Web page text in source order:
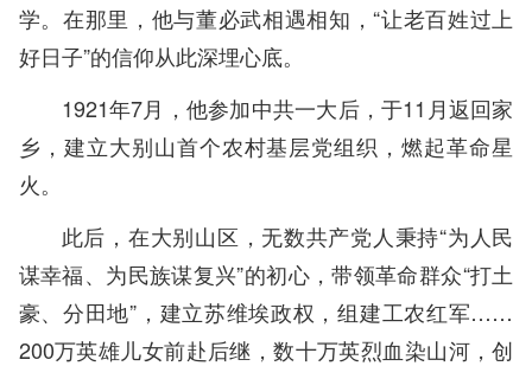
学。在那里，他与董必武相遇相知，“让老百姓过上
好日子”的信仰从此深埋心底。
1921年7月，他参加中共一大后，于11月返回家
乡，建立大别山首个农村基层党组织，燃起革命星
火。
此后，在大别山区，无数共产党人秉持“为人民
谋幸福、为民族谋复兴”的初心，带领革命群众“打土
豪、分田地”，建立苏维埃政权，组建工农红军……
200万英雄儿女前赴后继，数十万英烈血染山河，创